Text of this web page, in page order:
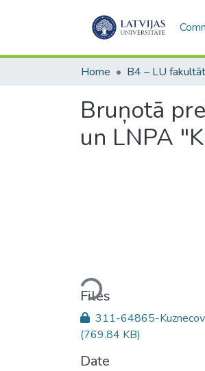
Home
Bruņotā
un LNPA
Loading...
Files
311-64865-
(769.84 KB)
Date